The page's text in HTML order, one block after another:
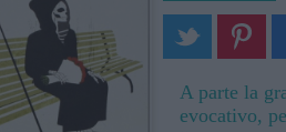
A parte la
evocativo,